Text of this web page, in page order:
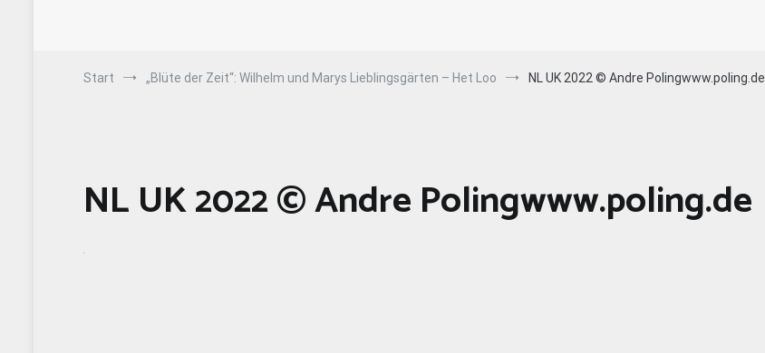
Start „Blüte der Zeit“: Wilhelm und Marys Lieblingsgärten – Het Loo NL UK 2022 © Andre Polingwww.poling.de
NL UK 2022 © Andre Polingwww.poling.de